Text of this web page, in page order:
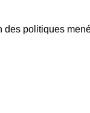
politiques